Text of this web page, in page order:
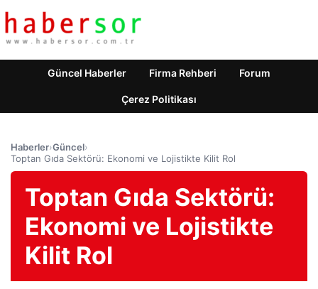
Güncel Haberler Firma Rehberi Forum
Çerez Politikası
Haberler›Güncel›
Toptan Gıda Sektörü: Ekonomi ve Lojistikte Kilit Rol
Toptan Gıda Sektörü:
Ekonomi ve Lojistikte
Kilit Rol